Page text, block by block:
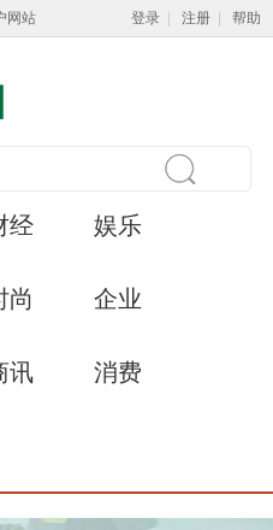
网站 登录 注册 帮助
经 娱乐
尚 企业
讯 消费